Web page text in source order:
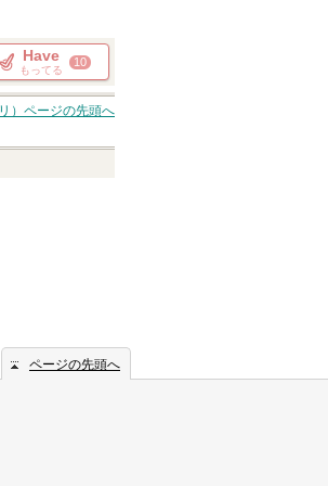
Have
もってる
10
） ページの先頭へ
ページの先頭へ